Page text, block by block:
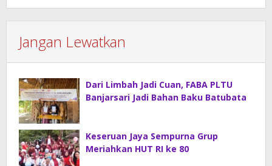
Jangan Lewatkan
Dari Limbah Jadi Cuan, FABA PLTU
Banjarsari Jadi Bahan Baku Batubata
Keseruan Jaya Sempurna Grup
Meriahkan HUT RI ke 80